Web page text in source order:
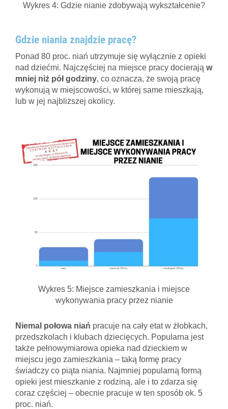
Wykres 4: Gdzie nianie zdobywają wykształcenie?
Gdzie niania znajdzie pracę?
Ponad 80 proc. niań utrzymuje się wyłącznie z opieki
nad dziećmi. Najczęściej na miejsce pracy docierają w
mniej niż pół godziny, co oznacza, że swoją pracę
wykonują w miejscowości, w której same mieszkają,
lub w jej najbliższej okolicy.
Wykres 5: Miejsce zamieszkania i miejsce
wykonywania pracy przez nianie
Niemal połowa niań pracuje na cały etat w żłobkach,
przedszkolach i klubach dziecięcych. Popularna jest
także pełnowymiarowa opieka nad dzieckiem w
miejscu jego zamieszkania – taką formę pracy
świadczy co piąta niania. Najmniej popularną formą
opieki jest mieszkanie z rodziną, ale i to zdarza się
coraz częściej – obecnie pracuje w ten sposób ok. 5
proc. niań.